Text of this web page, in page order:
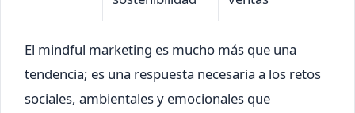
El mindful marketing es mucho más que una
tendencia; es una respuesta necesaria a los retos
sociales, ambientales y emocionales que